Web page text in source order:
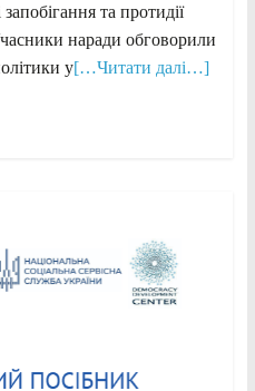
та протидії
наради обговорили
у[…Читати далі…]